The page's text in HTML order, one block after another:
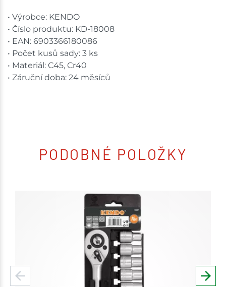
• Výrobce: KENDO
• Číslo produktu: KD-18008
• EAN: 6903366180086
• Počet kusů sady: 3 ks
• Materiál: C45, Cr40
• Záruční doba: 24 měsíců
PODOBNÉ POLOŽKY